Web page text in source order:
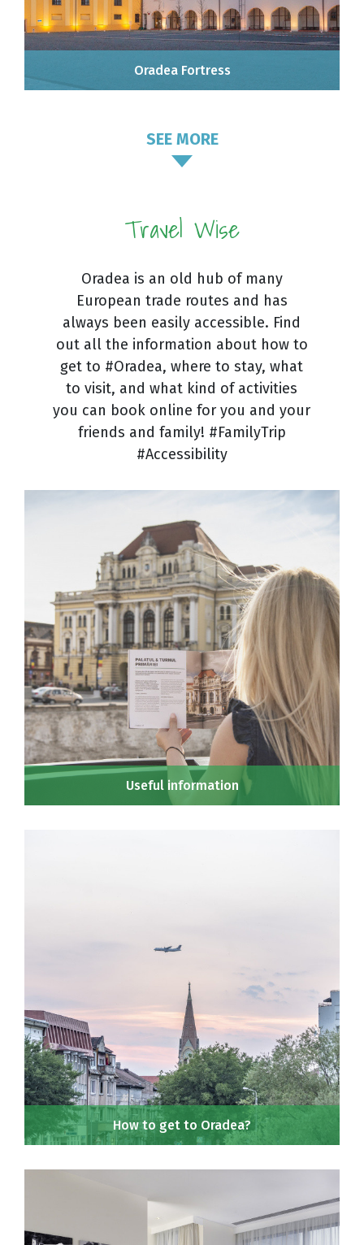
Oradea Fortress
SEE MORE
Travel Wise
Oradea is an old hub of many
European trade routes and has
always been easily accessible. Find
out all the information about how to
get to #Oradea, where to stay, what
to visit, and what kind of activities
you can book online for you and your
friends and family! #FamilyTrip
#Accessibility
Useful information
How to get to Oradea?